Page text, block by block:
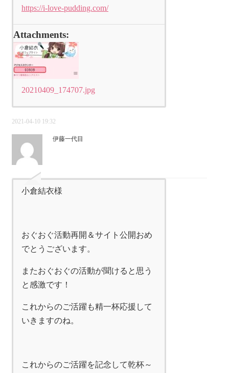
https://i-love-pudding.com/
Attachments:
20210409_174707.jpg
2021-04-10 19:32
伊藤一代目
小倉結衣様
おぐおぐ活動再開＆サイト公開おめ
でとうございます。
またおぐおぐの活動が聞けると思う
と感激です！
これからのご活躍も精一杯応援して
いきますのね。
これからのご活躍を記念して乾杯～